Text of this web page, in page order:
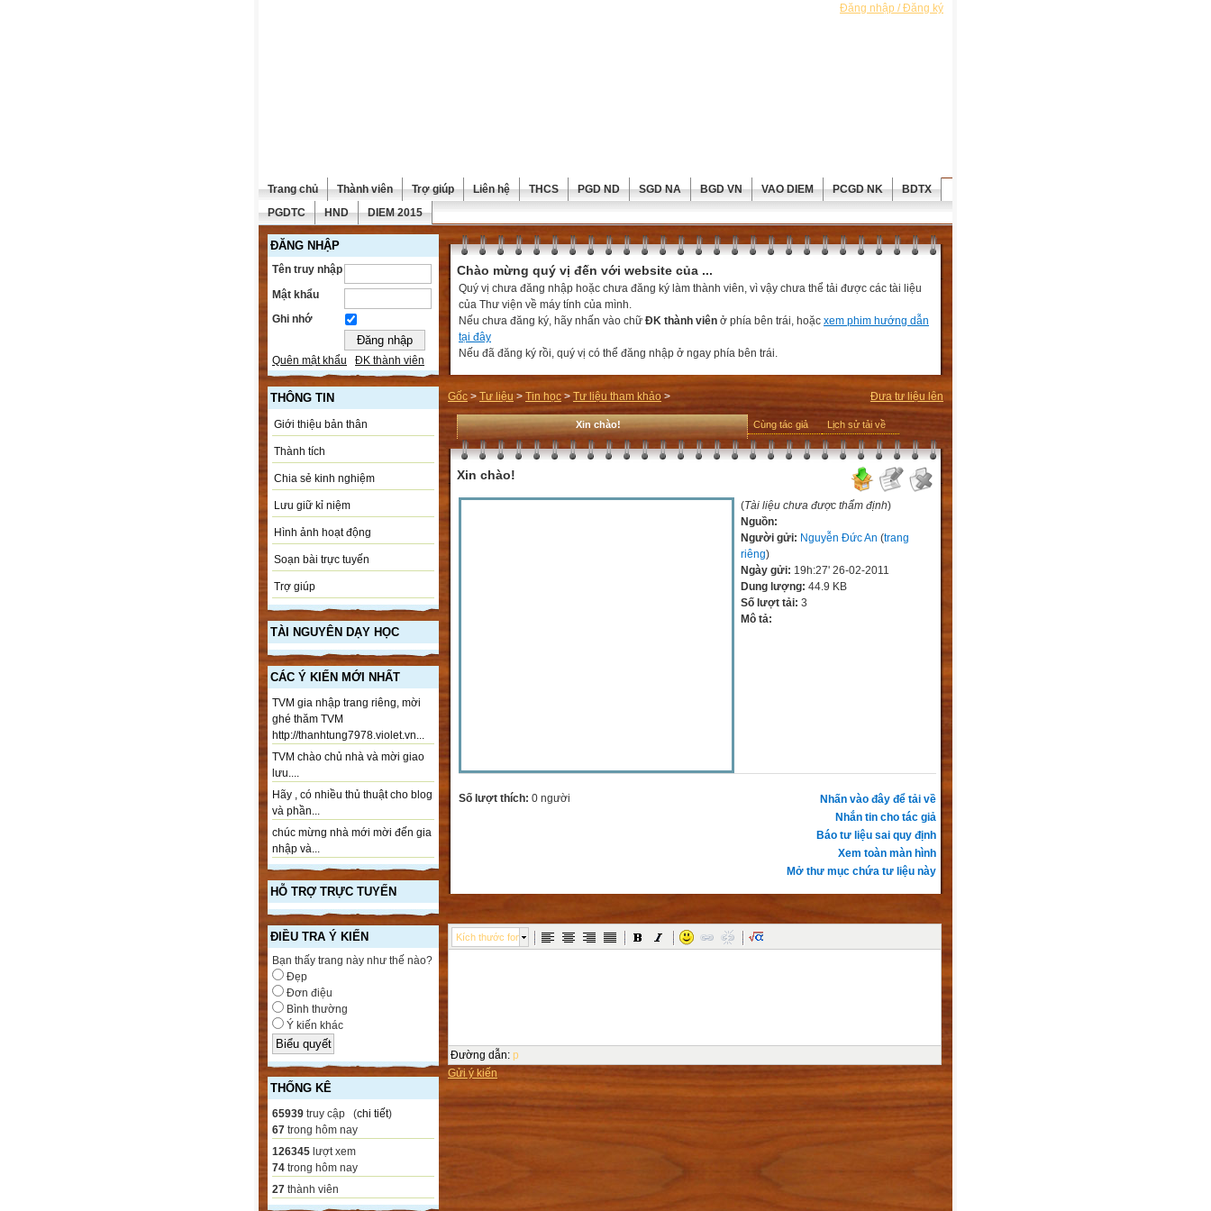
Đăng nhập / Đăng ký
Trang chủ Thành viên Trợ giúp Liên hệ THCS PGD ND SGD NA BGD VN VAO DIEM PCGD NK
BDTX
PGDTC
HND DIEM 2015
ĐĂNG NHẬP
Tên truy nhập
Mật khẩu
Ghi nhớ
Quên mật khẩu ĐK thành viên
THÔNG TIN
Giới thiệu bản thân
Thành tích
Chia sẻ kinh nghiệm
Lưu giữ kỉ niệm
Hình ảnh hoạt động
Soạn bài trực tuyến
Trợ giúp
TÀI NGUYÊN DẠY HỌC
CÁC Ý KIẾN MỚI NHẤT
TVM gia nhập trang riêng, mời
ghé thăm TVM
http://thanhtung7978.violet.vn...
TVM chào chủ nhà và mời giao
lưu....
Hãy , có nhiều thủ thuật cho blog
và phần...
chúc mừng nhà mới mời đến gia
nhập và...
HỖ TRỢ TRỰC TUYẾN
ĐIỀU TRA Ý KIẾN
Bạn thấy trang này như thế nào?
Đẹp
Đơn điệu
Bình thường
Ý kiến khác
THỐNG KÊ
65939 truy cập (chi tiết)
67 trong hôm nay
126345 lượt xem
74 trong hôm nay
27 thành viên
Chào mừng quý vị đến với website của ...
Quý vị chưa đăng nhập hoặc chưa đăng ký làm thành viên, vì vậy chưa thể tải được các tài liệu
của Thư viện về máy tính của mình.
Nếu chưa đăng ký, hãy nhấn vào chữ ĐK thành viên ở phía bên trái, hoặc xem phim hướng dẫn
tại đây
Nếu đã đăng ký rồi, quý vị có thể đăng nhập ở ngay phía bên trái.
Đưa tư liệu lên
Gốc > Tư liệu > Tin học > Tư liệu tham khảo >
Xin chào! Cùng tác giả Lịch sử tải về
Xin chào!
(Tài liệu chưa được thẩm định)
Nguồn:
Người gửi: Nguyễn Đức An (trang
riêng)
Ngày gửi: 19h:27' 26-02-2011
Dung lượng: 44.9 KB
Số lượt tải: 3
Mô tả:
Nhấn vào đây để tải về
Nhắn tin cho tác giả
Báo tư liệu sai quy định
Xem toàn màn hình
Mở thư mục chứa tư liệu này
Số lượt thích: 0 người
Kích thước font
Đường dẫn: p
Gửi ý kiến